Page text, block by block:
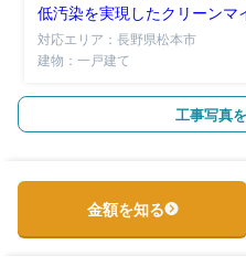
低汚染を実現したクリーンマ
ン弾性を使用して塗装いたし
剤タイプのため臭気も少なく
対応エリア：長野県松本市
建物：一戸建て
工事写真
金額を知る